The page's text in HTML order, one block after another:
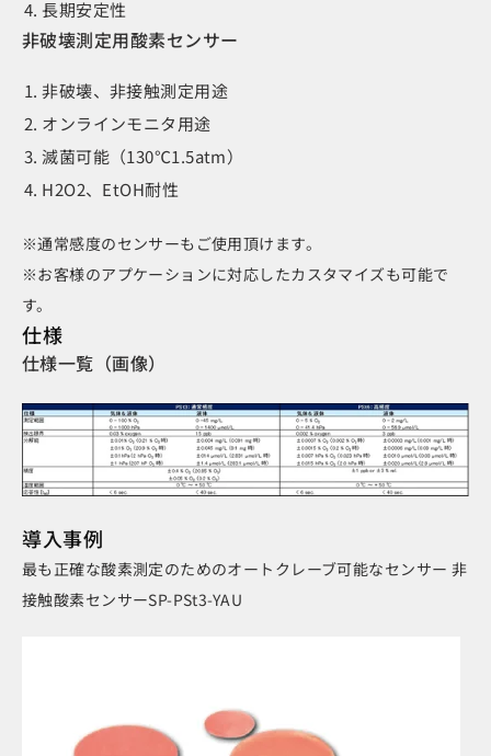
長期安定性
非破壊測定用酸素センサー
非破壊、非接触測定用途
オンラインモニタ用途
滅菌可能（130℃1.5atm）
H2O2、EtOH耐性
※通常感度のセンサーもご使用頂けます。
※お客様のアプケーションに対応したカスタマイズも可能で
す。
仕様
仕様一覧（画像）
導入事例
最も正確な酸素測定のためのオートクレーブ可能なセンサー 非
接触酸素センサーSP-PSt3-YAU